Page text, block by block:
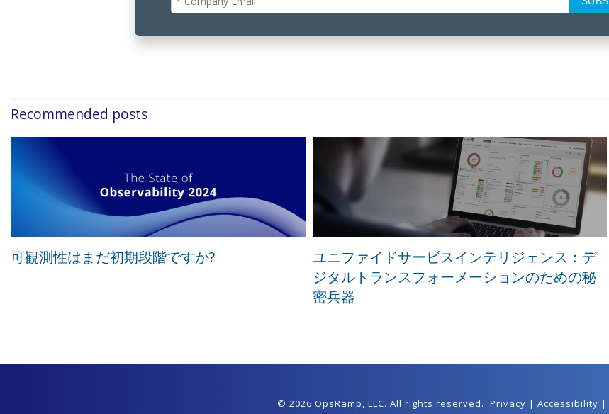
Recommended posts
可観測性はまだ初期段階ですか?
ユニファイドサービスインテリジェンス：デ
ジタルトランスフォーメーションのための秘
密兵器
© 2026 OpsRamp, LLC. All rights reserved. Privacy | Accessibility |